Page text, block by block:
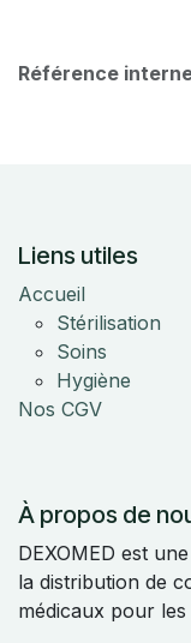
Référence
Liens utiles
Accueil
Stérilisation
Soins
Hygiène
Nos CGV
À propos de
DEXOMED est
la distribution de
médicaux pour les